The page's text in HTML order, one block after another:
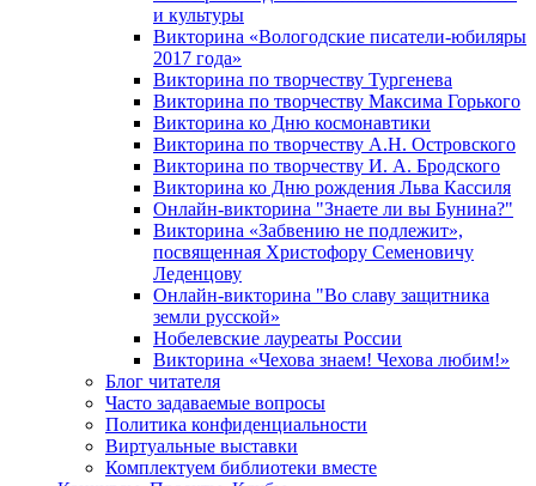
и культуры
Викторина «Вологодские писатели-юбиляры
2017 года»
Викторина по творчеству Тургенева
Викторина по творчеству Максима Горького
Викторина ко Дню космонавтики
Викторина по творчеству А.Н. Островского
Викторина по творчеству И. А. Бродского
Викторина ко Дню рождения Льва Кассиля
Онлайн-викторина "Знаете ли вы Бунина?"
Викторина «Забвению не подлежит»,
посвященная Христофору Семеновичу
Леденцову
Онлайн-викторина "Во славу защитника
земли русской»
Нобелевские лауреаты России
Викторина «Чехова знаем! Чехова любим!»
Блог читателя
Часто задаваемые вопросы
Политика конфиденциальности
Виртуальные выставки
Комплектуем библиотеки вместе